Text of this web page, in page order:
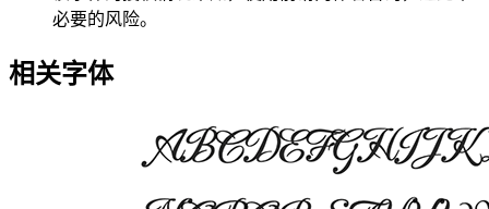
必要的风险。
相关字体